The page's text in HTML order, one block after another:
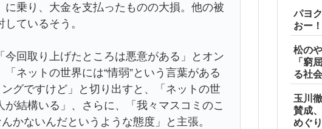
乗り、大金を支払ったものの大損。他の被
ているそう。
回取り上げたところは悪意がある」とオン
ネットの世界には“情弱”という言葉がある
グですけど」と切り出すと、「ネットの世
結構いる」、さらに、「我々マスコミのこ
かないんだというような態度」と主張。
パヨ
おー
松の
「窮
る社
玉川
賛成
めぐり